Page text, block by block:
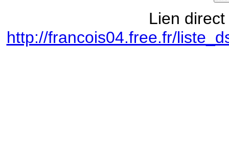
Lien
http://francois04.free.fr/